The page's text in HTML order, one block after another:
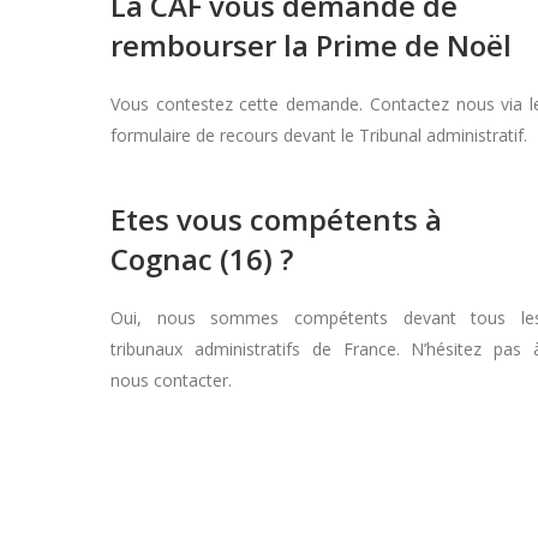
rembourser la Prime de Noël
Vous contestez cette demande. Contactez nous via
formulaire de recours devant le Tribunal administratif.
Etes vous compétents à
Cognac (16) ?
Oui, nous sommes compétents devant tous
tribunaux administratifs de France. N’hésitez pas
nous contacter.